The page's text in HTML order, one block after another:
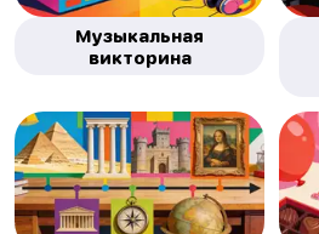
Музыкальная
викторина